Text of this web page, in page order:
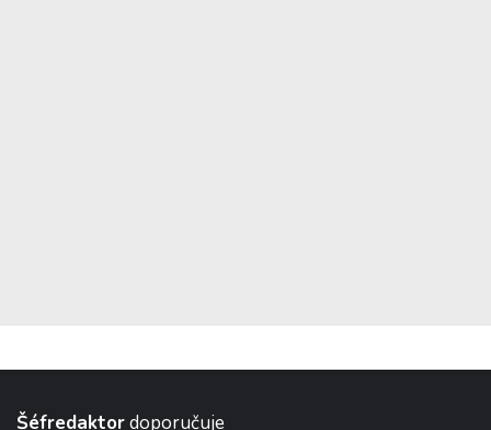
Šéfredaktordoporučuje